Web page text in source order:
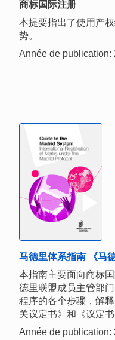
商标国际注册
本提要指出了使用产
势。
Année de publication:
马德里体系指南 《马
本指南主要面向商标
德里联盟成员主管部
程序的各个步骤，解
关议定书》和《议定
Année de publication: